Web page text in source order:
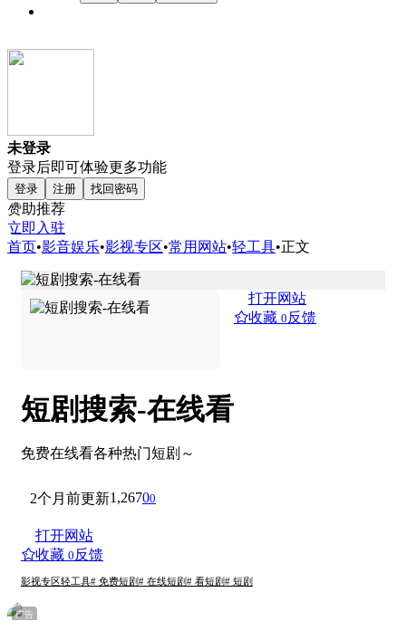
未登录
登录后即可体验更多功能
登录 注册 找回密码
赞助推荐
立即入驻
首页•影音娱乐•影视专区•常用网站•轻工具•正文
短剧搜索-在线看
免费在线看各种热门短剧～
打开网站
收藏 0 反馈
2个月前更新1,26700
打开网站
收藏 0反馈
影视专区轻工具# 免费短剧# 在线短剧# 看短剧# 短剧
广告